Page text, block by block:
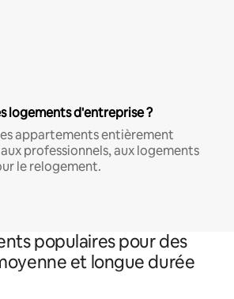
logements d'entreprise ?
appartements entièrement
professionnels, aux logements
le relogement.
populaires pour des
et longue durée